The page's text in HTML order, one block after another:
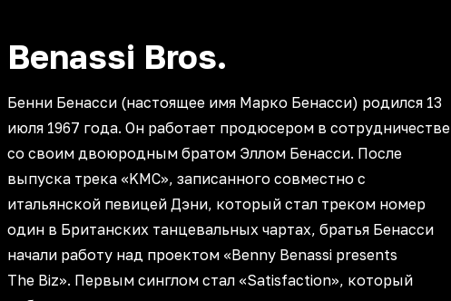
Benassi Bros.
Бенни Бенасси (настоящее имя Марко Бенасси) родился 13
июля 1967 года. Он работает продюсером в сотрудничестве
со своим двоюродным братом Эллом Бенасси. После
выпуска трека «KMC», записанного совместно с
итальянской певицей Дэни, который стал треком номер
один в Британских танцевальных чартах, братья Бенасси
начали работу над проектом «Benny Benassi presents
The Biz». Первым синглом стал «Satisfaction», который